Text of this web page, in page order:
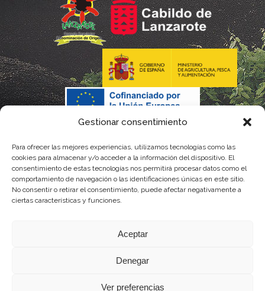
Gestionar consentimiento
Para ofrecer las mejores experiencias, utilizamos tecnologías como las
cookies para almacenar y/o acceder a la información del dispositivo. El
consentimiento de estas tecnologías nos permitirá procesar datos como el
comportamiento de navegación o las identificaciones únicas en este sitio.
No consentir o retirar el consentimiento, puede afectar negativamente a
ciertas características y funciones.
Aceptar
Denegar
Ver preferencias
La gestión de la DOP Lanzarote realizada por este Consejo
Regulador es financiada, parcialmente, por el Gobierno de
Canarias
Instituto Canario de Calidad Agroalimentaria